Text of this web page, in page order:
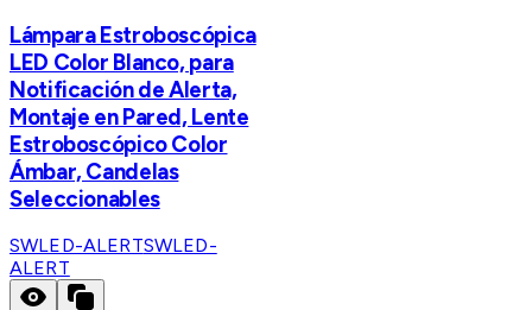
Lámpara Estroboscópica
LED Color Blanco, para
Notificación de Alerta,
Montaje en Pared, Lente
Estroboscópico Color
Ámbar, Candelas
Seleccionables
SWLED-ALERTSWLED-
ALERT